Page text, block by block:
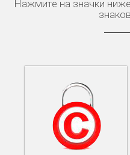
Нажмите на значки